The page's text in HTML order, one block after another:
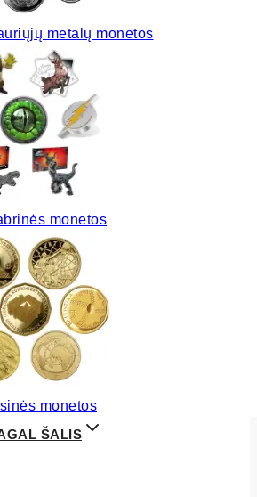
metalų monetos
monetos
monetos
ŠALIS